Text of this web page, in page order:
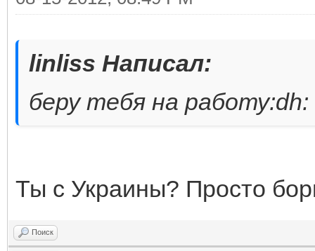
linliss Написал:
беру тебя на работу:dh:
Ты с Украины? Просто
Поиск